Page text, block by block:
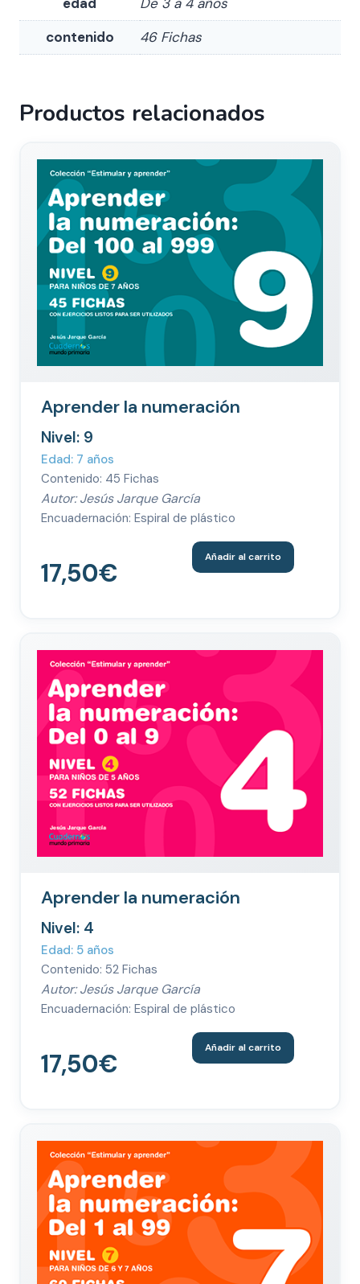
contenido
46 Fichas
Productos relacionados
Aprender la numeración
Nivel: 9
Edad: 7 años
Contenido: 45 Fichas
Autor: Jesús Jarque García
Encuadernación: Espiral de plástico
17,50€
Añadir al carrito
Aprender la numeración
Nivel: 4
Edad: 5 años
Contenido: 52 Fichas
Autor: Jesús Jarque García
Encuadernación: Espiral de plástico
17,50€
Añadir al carrito